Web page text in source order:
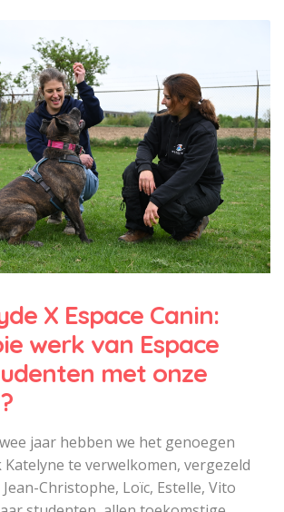
X Espace Canin:
werk van Espace
met onze
jaar hebben we het genoegen
Katelyne te verwelkomen, vergezeld
Christophe, Loïc, Estelle, Vito